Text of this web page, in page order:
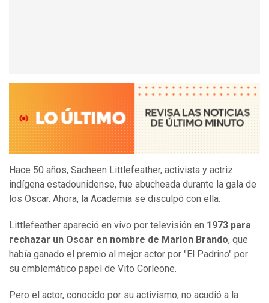
Hace 50 años, Sacheen Littlefeather, activista y actriz
indígena estadounidense, fue abucheada durante la gala de
los Oscar. Ahora, la Academia se disculpó con ella.
Littlefeather apareció en vivo por televisión en 1973 para
rechazar un Oscar en nombre de Marlon Brando, que
había ganado el premio al mejor actor por "El Padrino" por
su emblemático papel de Vito Corleone.
Pero el actor, conocido por su activismo, no acudió a la